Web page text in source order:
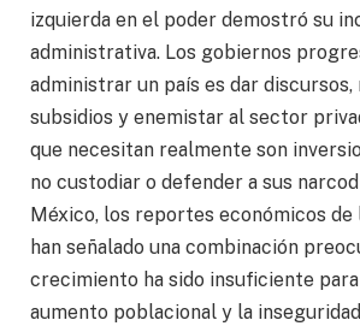
izquierda en el poder demostró su
administrativa. Los gobiernos
administrar un país es dar
subsidios y enemistar al sector
que necesitan realmente son
no custodiar o defender a sus
México, los reportes económicos de
han señalado una combinación
crecimiento ha sido insuficiente
aumento poblacional y la